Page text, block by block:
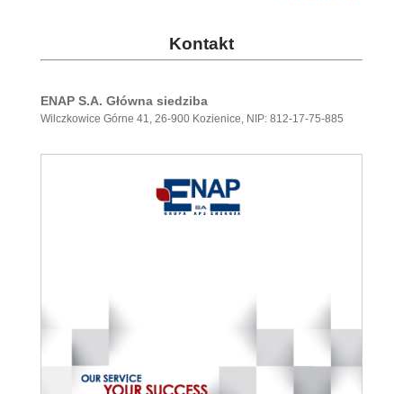
Kontakt
ENAP S.A. Główna siedziba
Wilczkowice Górne 41, 26-900 Kozienice, NIP: 812-17-75-885